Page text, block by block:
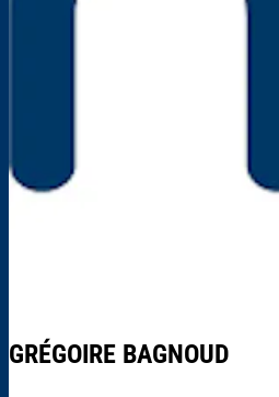
GRÉGOIRE BAGNOUD